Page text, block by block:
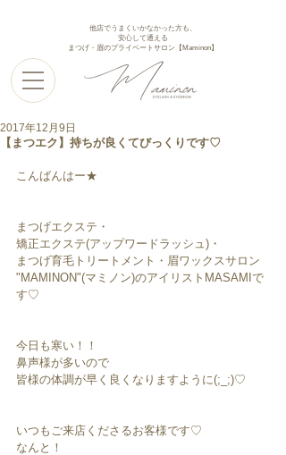
他店でうまくいかなかった方も、
安心して通える
まつげ・眉のプライベートサロン【Maminon】
【まつエク】持ちが良くてびっくりです♡
2017年12月9日
こんばんはー★
まつげエクステ・
矯正エクステ(アップワードラッシュ)・
まつげ育毛トリートメント・眉ワックスサロン
"MAMINON"(マミノン)のアイリストMASAMIで
す♡
今日も寒い！！
鼻声様が多いので
皆様の体調が早く良くなりますように(;_;)♡
いつもご来店くださるお客様です♡
なんと！